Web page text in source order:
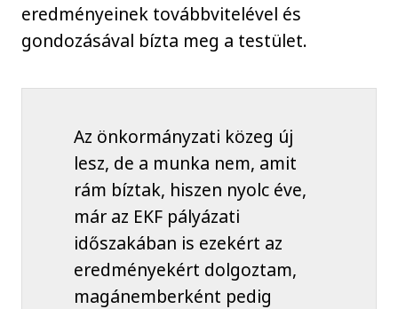
eredményeinek továbbvitelével és
gondozásával bízta meg a testület.
Az önkormányzati közeg új
lesz, de a munka nem, amit
rám bíztak, hiszen nyolc éve,
már az EKF pályázati
időszakában is ezekért az
eredményekért dolgoztam,
magánemberként pedig